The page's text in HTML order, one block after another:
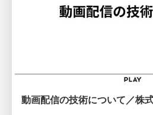
動画配信の技術について／株